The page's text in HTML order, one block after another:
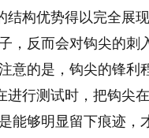
结构优势得以完全展
，反而会对钩尖的刺
意的是，钩尖的锋利
进行测试时，把钩尖
能够明显留下痕迹，